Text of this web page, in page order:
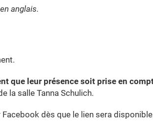
anglais.
que leur présence soit prise en
la salle Tanna Schulich.
dès que le lien sera